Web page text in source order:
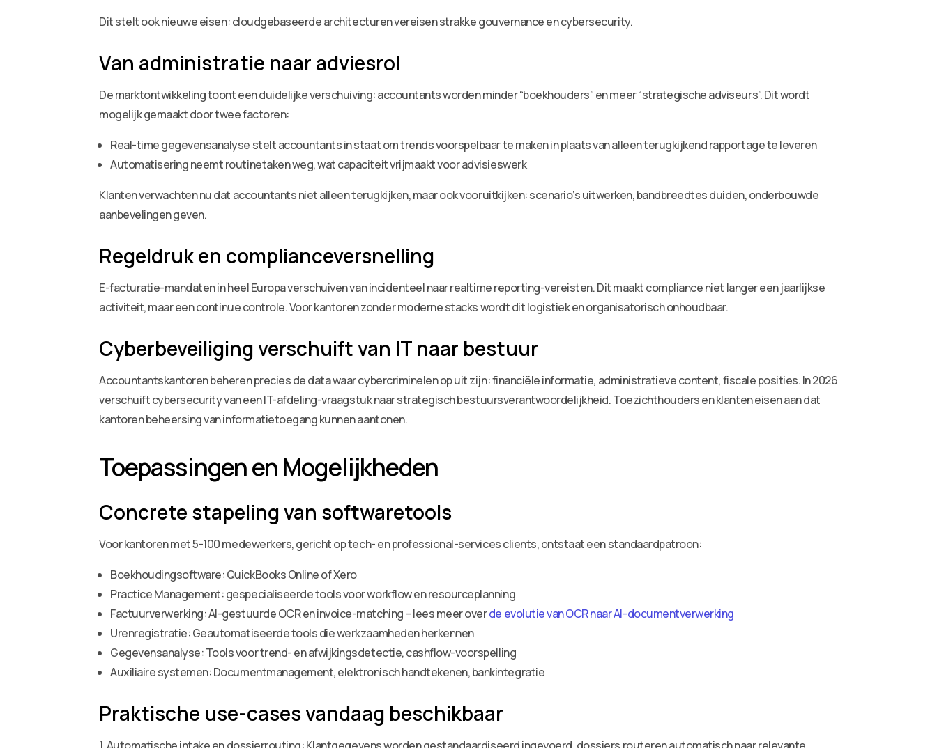
Dit stelt ook nieuwe eisen: cloudgebaseerde architecturen vereisen strakke gouvernance en cybersecurity.
Van administratie naar adviesrol
De marktontwikkeling toont een duidelijke verschuiving: accountants worden minder “boekhouders” en meer “strategische adviseurs”. Dit wordt
mogelijk gemaakt door twee factoren:
Real-time gegevensanalyse stelt accountants in staat om trends voorspelbaar te maken in plaats van alleen terugkijkend rapportage te leveren
Automatisering neemt routinetaken weg, wat capaciteit vrijmaakt voor advisieswerk
Klanten verwachten nu dat accountants niet alleen terugkijken, maar ook vooruitkijken: scenario’s uitwerken, bandbreedtes duiden, onderbouwde
aanbevelingen geven.
Regeldruk en complianceversnelling
E-facturatie-mandaten in heel Europa verschuiven van incidenteel naar realtime reporting-vereisten. Dit maakt compliance niet langer een jaarlijkse
activiteit, maar een continue controle. Voor kantoren zonder moderne stacks wordt dit logistiek en organisatorisch onhoudbaar.
Cyberbeveiliging verschuift van IT naar bestuur
Accountantskantoren beheren precies de data waar cybercriminelen op uit zijn: financiële informatie, administratieve content, fiscale posities. In 2026
verschuift cybersecurity van een IT-afdeling-vraagstuk naar strategisch bestuursverantwoordelijkheid. Toezichthouders en klanten eisen aan dat
kantoren beheersing van informatietoegang kunnen aantonen.
Toepassingen en Mogelijkheden
Concrete stapeling van softwaretools
Voor kantoren met 5-100 medewerkers, gericht op tech- en professional-services clients, ontstaat een standaardpatroon:
Boekhoudingsoftware: QuickBooks Online of Xero
Practice Management: gespecialiseerde tools voor workflow en resourceplanning
Factuurverwerking: AI-gestuurde OCR en invoice-matching – lees meer overde evolutie van OCR naar AI-documentverwerking
Urenregistratie: Geautomatiseerde tools die werkzaamheden herkennen
Gegevensanalyse: Tools voor trend- en afwijkingsdetectie, cashflow-voorspelling
Auxiliaire systemen: Documentmanagement, elektronisch handtekenen, bankintegratie
Praktische use-cases vandaag beschikbaar